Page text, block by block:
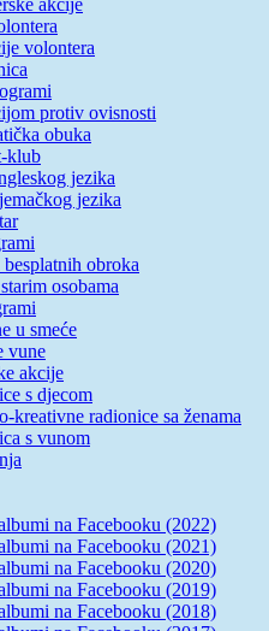
volontera
protiv ovisnosti
obuka
klub
jezika
jezika
besplatnih obroka
osobama
u smeće
vune
akcije
s djecom
kreativne radionice sa ženama
s vunom
na Facebooku (2022)
na Facebooku (2021)
na Facebooku (2020)
na Facebooku (2019)
na Facebooku (2018)